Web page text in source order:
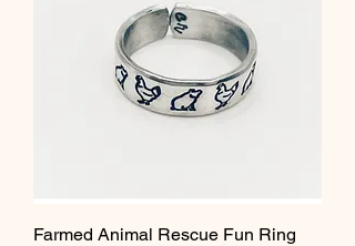
Farmed Animal Rescue Fun Ring